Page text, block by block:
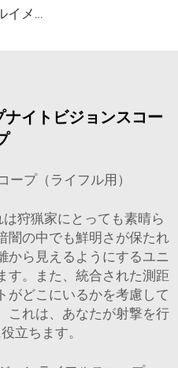
サーマルイメージングスコープ
イトビジョンスコー
ープ（ライフル用）
狩猟家にとっても素晴ら
闇の中でも鮮明さが保たれ
から見えるようにするユニ
す。また、統合された測距
がどこにいるかを考慮して
これは、あなたが射撃を行
立ちます。